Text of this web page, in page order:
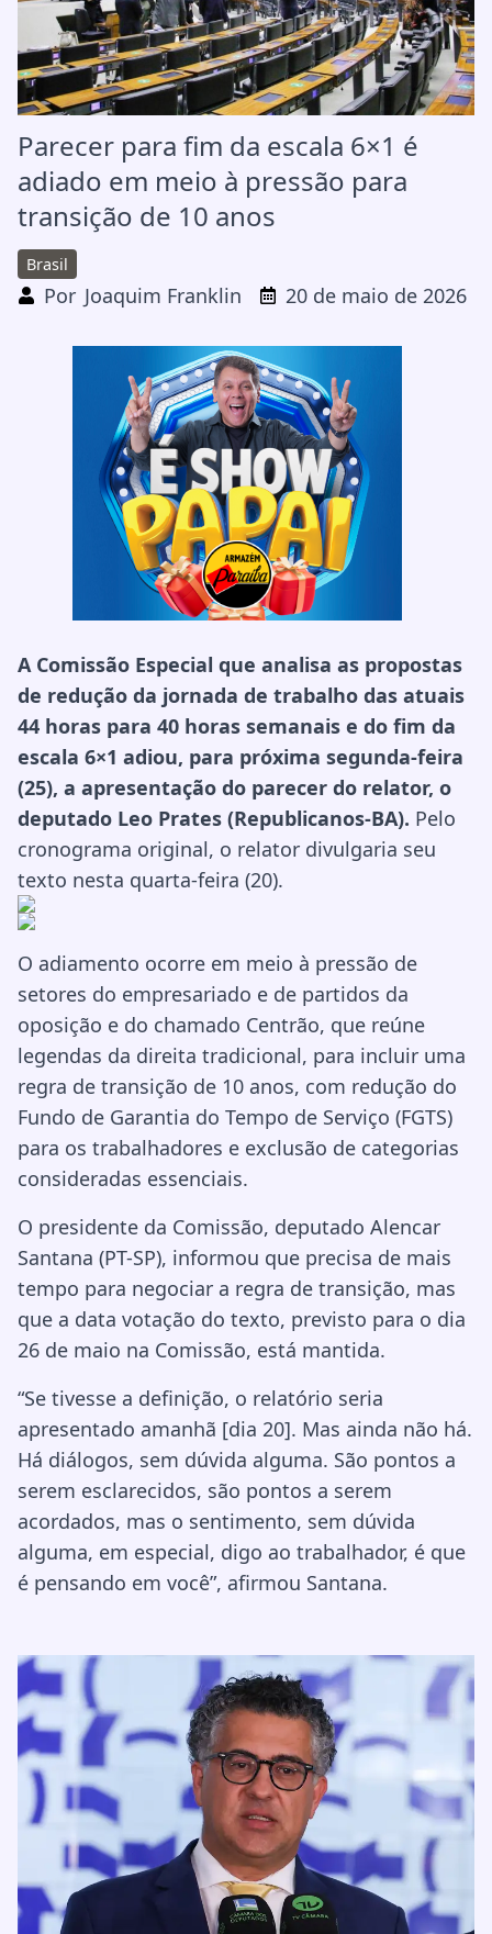
Parecer para fim da escala 6×1 é
adiado em meio à pressão para
transição de 10 anos
Brasil
Por Joaquim Franklin 20 de maio de 2026
A Comissão Especial que analisa as propostas
de redução da jornada de trabalho das atuais
44 horas para 40 horas semanais e do fim da
escala 6×1 adiou, para próxima segunda-feira
(25), a apresentação do parecer do relator, o
deputado Leo Prates (Republicanos-BA). Pelo
cronograma original, o relator divulgaria seu
texto nesta quarta-feira (20).
O adiamento ocorre em meio à pressão de
setores do empresariado e de partidos da
oposição e do chamado Centrão, que reúne
legendas da direita tradicional, para incluir uma
regra de transição de 10 anos, com redução do
Fundo de Garantia do Tempo de Serviço (FGTS)
para os trabalhadores e exclusão de categorias
consideradas essenciais.
O presidente da Comissão, deputado Alencar
Santana (PT-SP), informou que precisa de mais
tempo para negociar a regra de transição, mas
que a data votação do texto, previsto para o dia
26 de maio na Comissão, está mantida.
“Se tivesse a definição, o relatório seria
apresentado amanhã [dia 20]. Mas ainda não há.
Há diálogos, sem dúvida alguma. São pontos a
serem esclarecidos, são pontos a serem
acordados, mas o sentimento, sem dúvida
alguma, em especial, digo ao trabalhador, é que
é pensando em você”, afirmou Santana.